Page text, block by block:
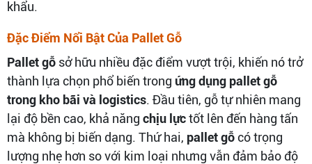
khẩu.
Đặc Điểm Nổi Bật Của Pallet Gỗ
Pallet gỗ sở hữu nhiều đặc điểm vượt trội, khiến nó trở
thành lựa chọn phổ biến trong ứng dụng pallet gỗ
trong kho bãi và logistics. Đầu tiên, gỗ tự nhiên mang
lại độ bền cao, khả năng chịu lựctốt lên đến hàng tấn
mà không bị biến dạng. Thứ hai, pallet gỗcó trọng
lượng nhẹ hơn so với kim loại nhưng vẫn đảm bảo độ